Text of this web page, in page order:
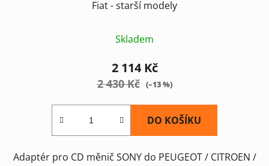
Fiat - starší modely
Skladem
2 114 Kč
2 430 Kč (–13 %)
DO KOŠÍKU
Adaptér pro CD měnič SONY do PEUGEOT / CITROEN /